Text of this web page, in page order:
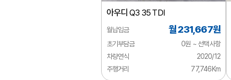
테슬라
토요타
페라리
포드
아우디 Q3 35 TDI
월납입금 월 231,667원
초기부담금
0원 ~ 선택사항
차량연식
2020/12
주행거리
77,746Km